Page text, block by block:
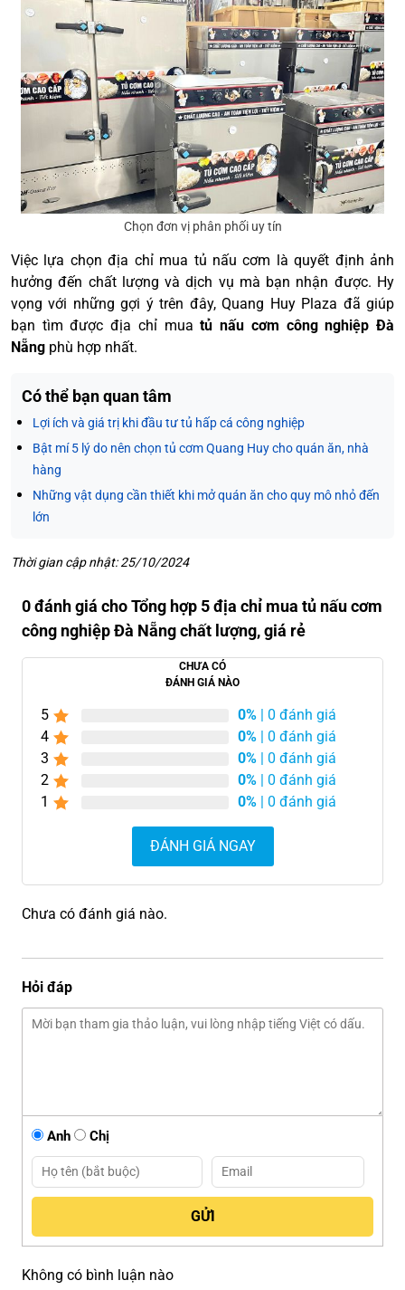
Chọn đơn vị phân phối uy tín
Việc lựa chọn địa chỉ mua tủ nấu cơm là quyết định ảnh
hưởng đến chất lượng và dịch vụ mà bạn nhận được. Hy
vọng với những gợi ý trên đây, Quang Huy Plaza đã giúp
bạn tìm được địa chỉ muatủ nấu cơm công nghiệp Đà
Nẵng phù hợp nhất.
Có thể bạn quan tâm
Lợi ích và giá trị khi đầu tư tủ hấp cá công nghiệp
Bật mí 5 lý do nên chọn tủ cơm Quang Huy cho quán ăn, nhà
hàng
Những vật dụng cần thiết khi mở quán ăn cho quy mô nhỏ đến
lớn
Thời gian cập nhật: 25/10/2024
0 đánh giá cho Tổng hợp 5 địa chỉ mua tủ nấu cơm
công nghiệp Đà Nẵng chất lượng, giá rẻ
CHƯA CÓ
ĐÁNH GIÁ NÀO
5 0% | 0 đánh giá
4
0% | 0 đánh giá
3
0% | 0 đánh giá
2
0% | 0 đánh giá
1
0% | 0 đánh giá
ĐÁNH GIÁ NGAY
Chưa có đánh giá nào.
Hỏi đáp
Anh Chị
Không có bình luận nào